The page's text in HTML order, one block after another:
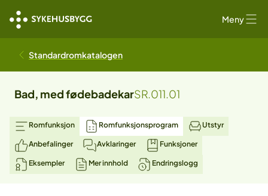
Meny
Standardromkatalogen
Bad, med fødebadekarSR.011.01
Romfunksjon Romfunksjonsprogram Utstyr
Anbefalinger Avklaringer Funksjoner
Eksempler Mer innhold Endringslogg